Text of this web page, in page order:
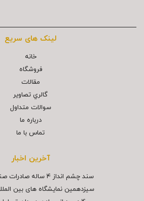
لینک های سریع
خانه
فروشگاه
مقالات
گالري تصاوير
سوالات متداول
درباره ما
تماس با ما
آخرین اخبار
سند چشم انداز ۴ ساله صادرات صنعت سنگ...
سیزدهمین نمایشگاه های بین